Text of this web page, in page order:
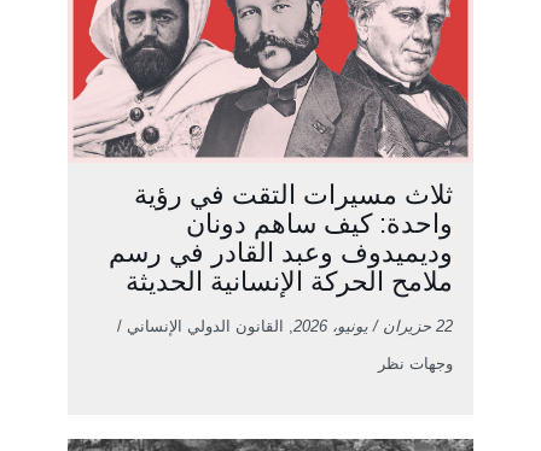
ثلاث مسيرات التقت في رؤية
واحدة: كيف ساهم دونان
وديميدوف وعبد القادر في رسم
ملامح الحركة الإنسانية الحديثة
22 حزيران / يونيو، 2026 , القانون الدولي الإنساني /
وجهات نظر